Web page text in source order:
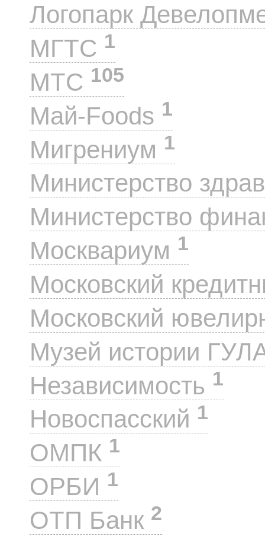
Логопарк
МГТС 1
МТС 105
Май-Foods 1
Мигрениум 1
Министерство
Министерство
Москвариум 1
Московский
Московский
Музей истории
Независимость 1
Новоспасский 1
ОМПК 1
ОРБИ 1
ОТП Банк 2